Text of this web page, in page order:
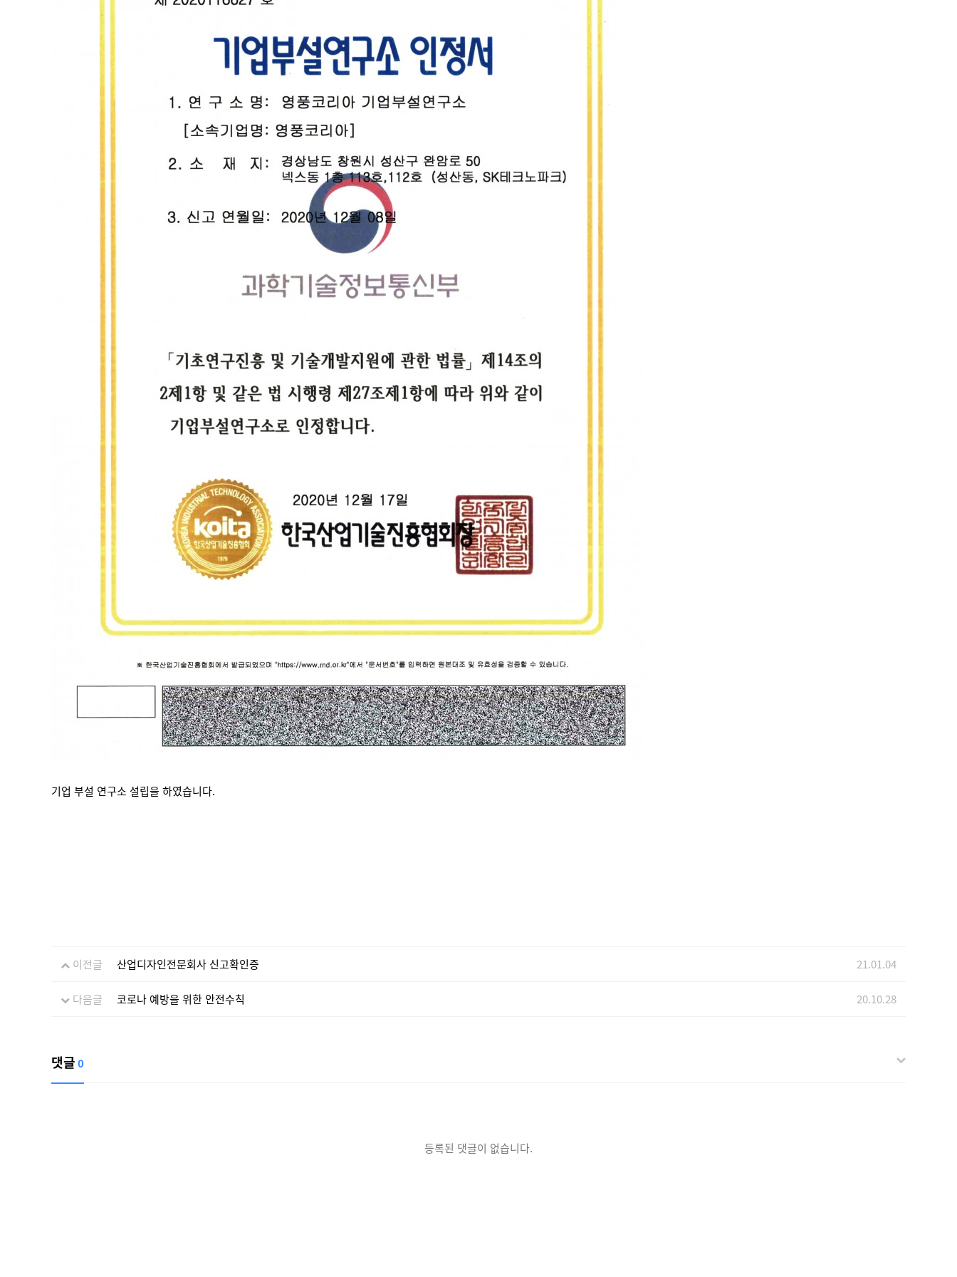
기업 부설 연구소 설립을 하였습니다.
이전글 산업디자인전문회사 신고확인증 21.01.04
다음글 코로나 예방을 위한 안전수칙 20.10.28
댓글0
등록된 댓글이 없습니다.